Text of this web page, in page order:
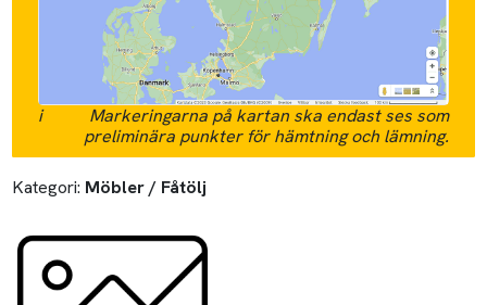
i
Markeringarna på kartan ska endast ses som
preliminära punkter för hämtning och lämning.
Kategori: Möbler / Fåtölj